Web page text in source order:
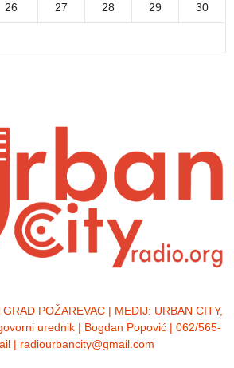
26 27 28 29 30
GRAD POŽAREVAC | MEDIJ: URBAN CITY,
urednik | Bogdan Popović | 062/565-
| radiourbancity@gmail.com